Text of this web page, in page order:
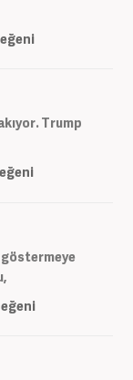
Trump
göstermeye